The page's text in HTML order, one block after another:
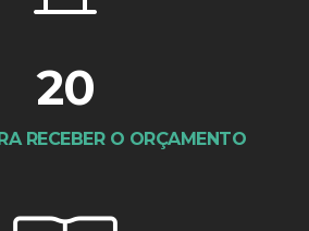
20
RECEBER O ORÇAMENTO